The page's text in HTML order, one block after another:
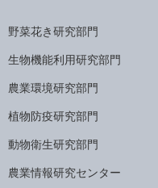
野菜花き研究部門
生物機能利用研究部門
農業環境研究部門
植物防疫研究部門
動物衛生研究部門
農業情報研究センター